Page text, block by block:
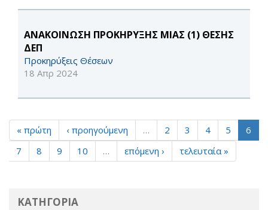
ΑΝΑΚΟΙΝΩΣΗ ΠΡΟΚΗΡΥΞΗΣ ΜΙΑΣ (1) ΘΕΣΗΣ
ΔΕΠ
Προκηρύξεις Θέσεων
18 Απρ 2024
« πρώτη ‹ προηγούμενη … 2 3 4 5
6
7
8 9 10 … επόμενη › τελευταία »
ΚΑΤΗΓΟΡΙΑ